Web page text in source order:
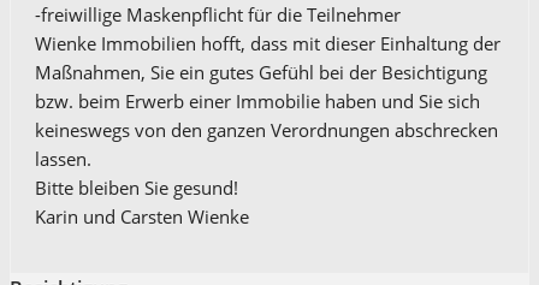
-freiwillige Maskenpflicht für die Teilnehmer
Wienke Immobilien hofft, dass mit dieser Einhaltung der
Maßnahmen, Sie ein gutes Gefühl bei der Besichtigung
bzw. beim Erwerb einer Immobilie haben und Sie sich
keineswegs von den ganzen Verordnungen abschrecken
lassen.
Bitte bleiben Sie gesund!
Karin und Carsten Wienke